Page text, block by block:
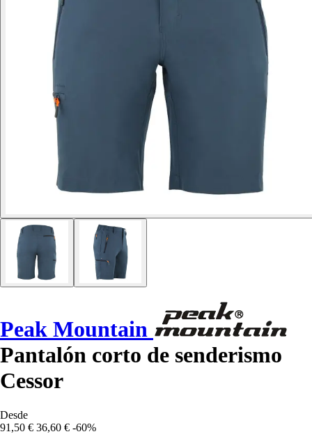
Peak Mountain
Pantalón corto de senderismo
Cessor
Desde
91,50 € 36,60 € -60%